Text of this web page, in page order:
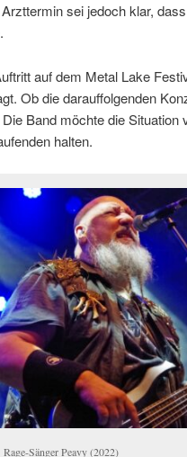
sei jedoch klar,
auf dem Metal Lake
Ob die darauffolgenden
Band möchte die Situation
halten.
Rage-Sänger Peavy (2022)